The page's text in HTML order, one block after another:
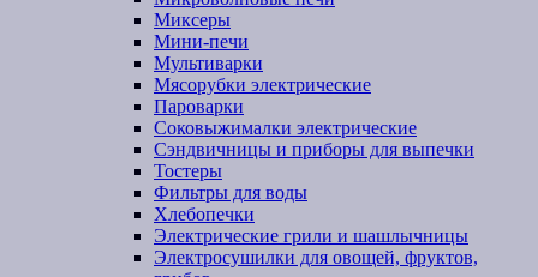
Миксеры
Мини-печи
Мультиварки
Мясорубки электрические
Пароварки
Соковыжималки электрические
Сэндвичницы и приборы для выпечки
Тостеры
Фильтры для воды
Хлебопечки
Электрические грили и шашлычницы
Электросушилки для овощей, фруктов,